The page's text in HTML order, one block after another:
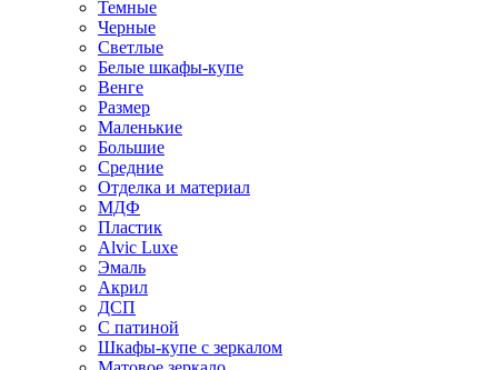
Темные
Черные
Светлые
Белые шкафы-купе
Венге
Размер
Маленькие
Большие
Средние
Отделка и материал
МДФ
Пластик
Alvic Luxe
Эмаль
Акрил
ДСП
С патиной
Шкафы-купе с зеркалом